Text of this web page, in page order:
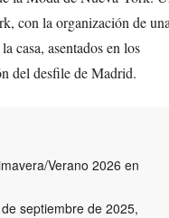
con la organización de una
casa, asentados en los
del desfile de Madrid.
Verano 2026 en
septiembre de 2025,